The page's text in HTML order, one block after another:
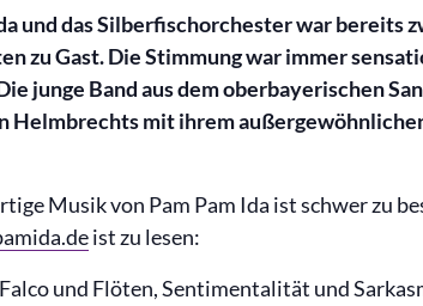
und das Silberfischorchester war bereits
zu Gast. Die Stimmung war immer
junge Band aus dem oberbayerischen
Helmbrechts mit ihrem
Musik von Pam Pam Ida ist schwer zu
ist zu lesen:
und Flöten, Sentimentalität und